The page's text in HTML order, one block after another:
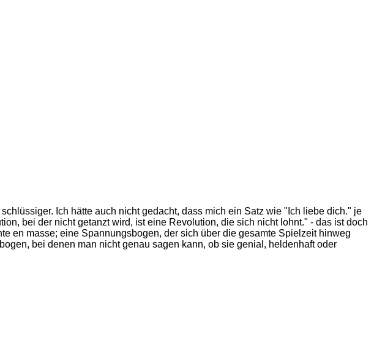
Ich hätte auch nicht gedacht, dass mich ein Satz wie "Ich liebe dich." je
bei der nicht getanzt wird, ist eine Revolution, die sich nicht lohnt." - das ist doch
en masse; eine Spannungsbogen, der sich über die gesamte Spielzeit hinweg
bei denen man nicht genau sagen kann, ob sie genial, heldenhaft oder